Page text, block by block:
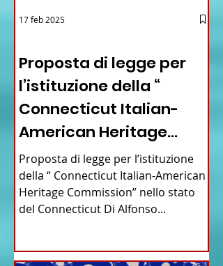
Proposta di legge per
l’istituzione della “
Connecticut Italian-
American Heritage
Commission” nello stato
del Connecticut
Proposta di legge per l’istituzione
della “ Connecticut Italian-American
Heritage Commission” nello stato
del Connecticut Di Alfonso...
17 feb 2025